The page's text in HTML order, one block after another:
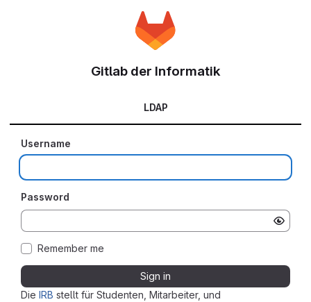
Die IRB stellt für Studenten, Mitarbeiter, und
Gitlab der Informatik
LDAP
Username
Password
Remember me
Sign in